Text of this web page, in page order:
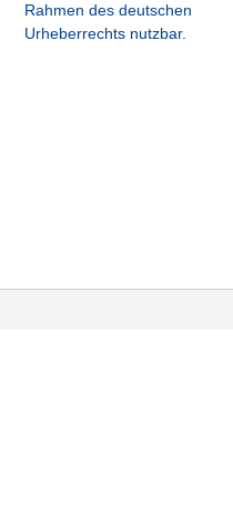
Rahmen des deutschen
Urheberrechts nutzbar.